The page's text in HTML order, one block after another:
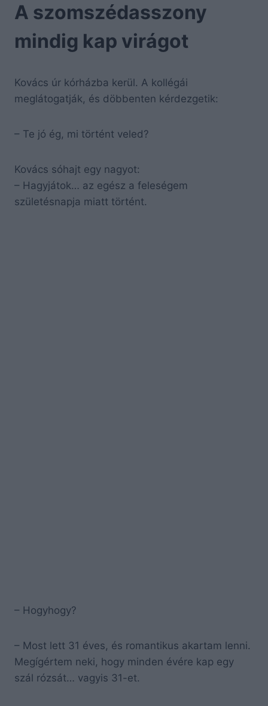
A szomszédasszony
mindig kap virágot
Kovács úr kórházba kerül. A kollégái
meglátogatják, és döbbenten kérdezgetik:
– Te jó ég, mi történt veled?
Kovács sóhajt egy nagyot:
– Hagyjátok… az egész a feleségem
születésnapja miatt történt.
– Hogyhogy?
– Most lett 31 éves, és romantikus akartam lenni.
Megígértem neki, hogy minden évére kap egy
szál rózsát… vagyis 31-et.